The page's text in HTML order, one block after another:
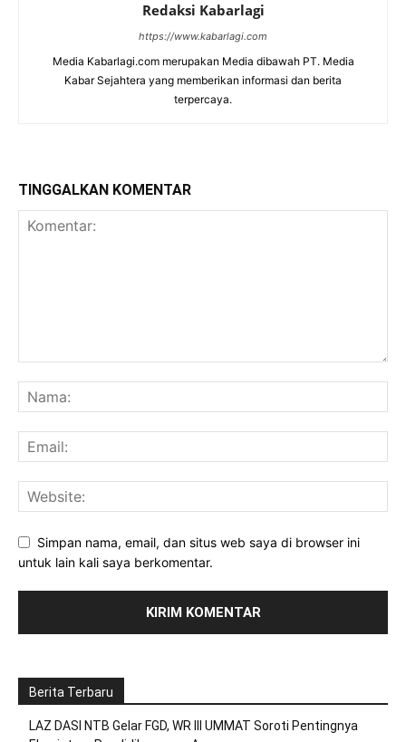
Redaksi Kabarlagi
https://www.kabarlagi.com
Media Kabarlagi.com merupakan Media dibawah PT. Media
Kabar Sejahtera yang memberikan informasi dan berita
terpercaya.
TINGGALKAN KOMENTAR
Simpan nama, email, dan situs web saya di browser ini
untuk lain kali saya berkomentar.
Berita Terbaru
LAZ DASI NTB Gelar FGD, WR III UMMAT Soroti Pentingnya